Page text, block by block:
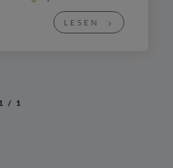
LESEN
der Schulen in
1 / 1